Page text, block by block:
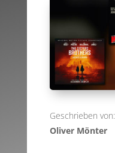
Geschrieben von:
Oliver Mönter